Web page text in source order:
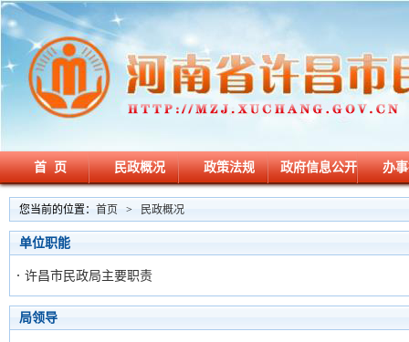
首 页 民政概况 政策法规 政府信息公开 办
您当前的位置： 首页 > 民政概况
单位职能
许昌市民政局主要职责
局领导